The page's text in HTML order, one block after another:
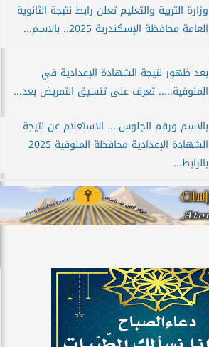
وزارة التربية والتعليم تعلن رابط نتيجة الثانوية
العامة محافظة الإسكندرية 2025.. بالاسم...
بعد ظهور نتيجة الشهادة الإعدادية في
المنوفية..... تعرف على تنسيق التمريض بعد...
بالاسم ورقم الجلوس.... الاستعلام عن نتيجة
الشهادة الإعدادية محافظة المنوفية 2025
بالرابط...